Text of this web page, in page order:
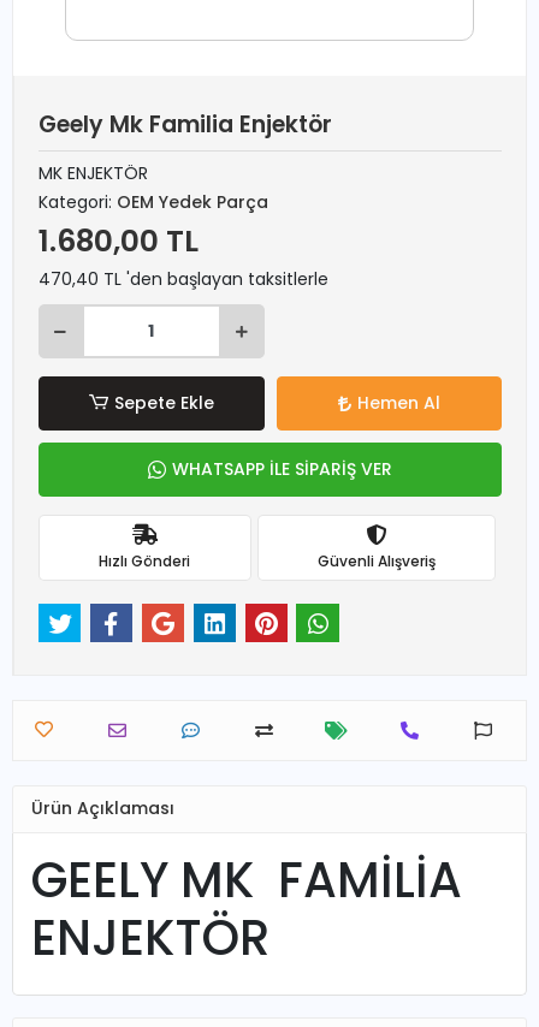
Geely Mk Familia Enjektör
MK ENJEKTÖR
Kategori: OEM Yedek Parça
1.680,00 TL
470,40 TL 'den başlayan taksitlerle
Sepete Ekle Hemen Al
WHATSAPP İLE SİPARİŞ VER
Hızlı Gönderi Güvenli Alışveriş
Ürün Açıklaması
GEELY MK FAMİLİA
ENJEKTÖR